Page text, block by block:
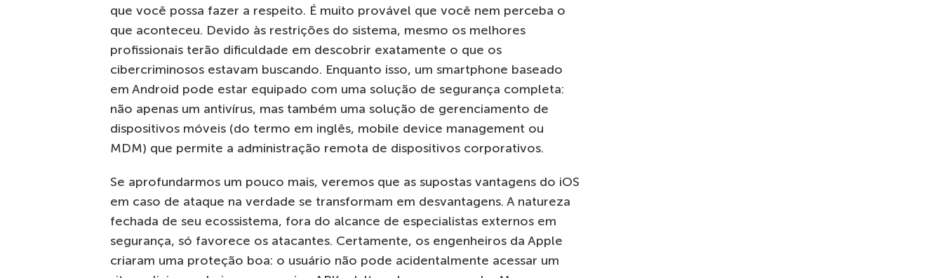
que você possa fazer a respeito. É muito provável que você nem perceba o
que aconteceu. Devido às restrições do sistema, mesmo os melhores
profissionais terão dificuldade em descobrir exatamente o que os
cibercriminosos estavam buscando. Enquanto isso, um smartphone baseado
em Android pode estar equipado com uma solução de segurança completa:
não apenas um antivírus, mas também uma solução de gerenciamento de
dispositivos móveis (do termo em inglês, mobile device management ou
MDM) que permite a administração remota de dispositivos corporativos.
Se aprofundarmos um pouco mais, veremos que as supostas vantagens do iOS
em caso de ataque na verdade se transformam em desvantagens. A natureza
fechada de seu ecossistema, fora do alcance de especialistas externos em
segurança, só favorece os atacantes. Certamente, os engenheiros da Apple
criaram uma proteção boa: o usuário não pode acidentalmente acessar um